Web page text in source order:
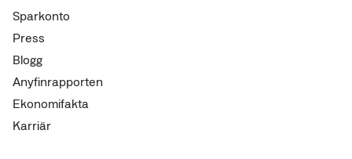
Sparkonto
Press
Blogg
Anyfinrapporten
Ekonomifakta
Karriär